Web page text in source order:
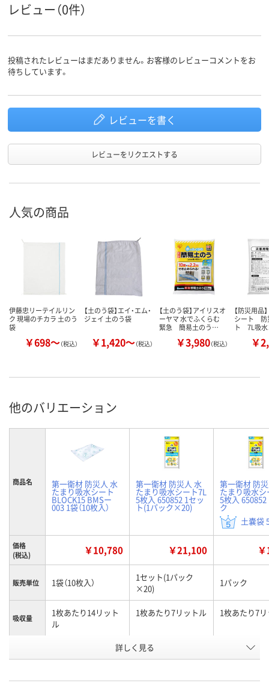
レビュー（0件）
投稿されたレビューはまだありません。お客様のレビューコメントをお
待ちしています。
レビューを書く
レビューをリクエストする
人気の商品
伊藤忠リーテイルリン
ク 現場のチカラ 土のう
袋
￥698～（税込）
【土のう袋】エイ・エム・
ジェイ 土のう袋
￥1,420～（税込）
【土のう袋】アイリスオ
ーヤマ 水でふくらむ
緊急 簡易土のう…
￥3,980（税込）
【防災用品
シート 防
ト 7L吸
￥
他のバリエーション
商品名 第一衛材 防災人 水
たまり吸水シート
BLOCK15 BMSー
003 1袋（10枚入）
第一衛材 防災人 水
たまり吸水シート7L
5枚入 650852 1セッ
ト(1パック×20)
第一衛材 防
たまり吸水シ
5枚入 650852
ク
土嚢袋
価格
(税込)
￥10,780 ￥21,100
販売単位 1袋（10枚入）
1セット(1パック
×20)
1パック
吸収量
1枚あたり14リット
ル
1枚あたり7リットル 1枚あたり7
EU22232 UA24418
詳しく見る